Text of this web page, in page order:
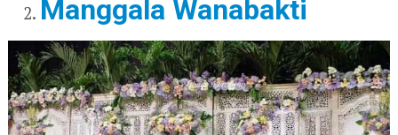
Manggala Wanabakti